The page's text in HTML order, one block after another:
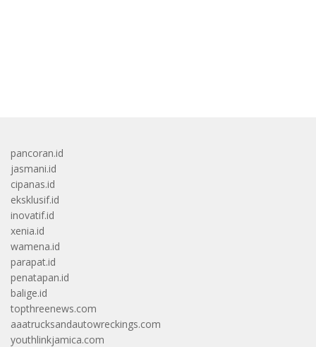
pancoran.id
jasmani.id
cipanas.id
eksklusif.id
inovatif.id
xenia.id
wamena.id
parapat.id
penatapan.id
balige.id
topthreenews.com
aaatrucksandautowreckings.com
youthlinkjamica.com